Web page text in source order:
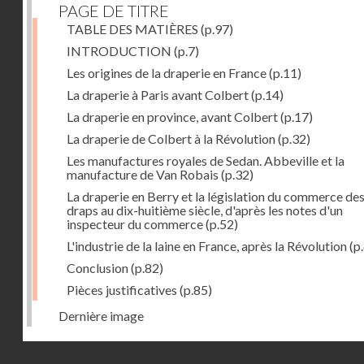
PAGE DE TITRE
TABLE DES MATIÈRES (p.97)
INTRODUCTION (p.7)
Les origines de la draperie en France(p.11)
La draperie à Paris avant Colbert(p.14)
La draperie en province, avant Colbert(p.17)
La draperie de Colbert à la Révolution(p.32)
Les manufactures royales de Sedan. Abbeville et la
manufacture de Van Robais (p.32)
La draperie en Berry et la législation du commerce des
draps au dix-huitième siècle, d'après les notes d'un
inspecteur du commerce(p.52)
L'industrie de la laine en France, après la Révolution
Conclusion(p.82)
Pièces justificatives (p.85)
Dernière image